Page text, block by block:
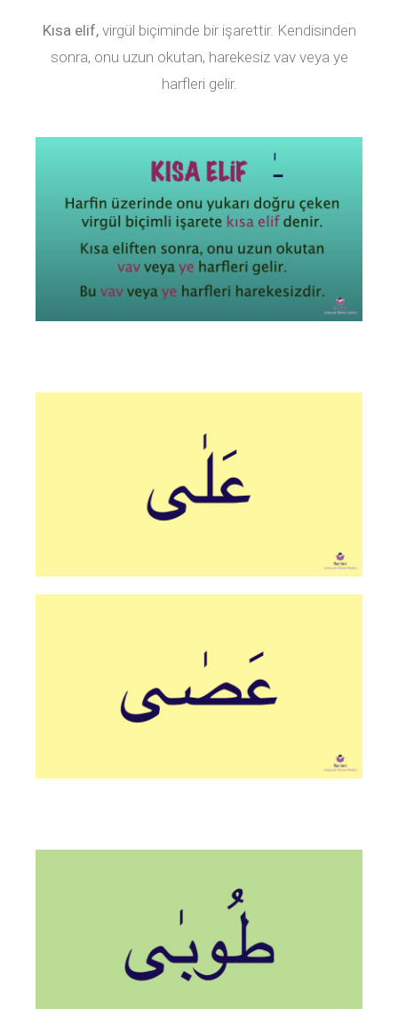
Kısa elif,virgül biçiminde bir işarettir. Kendisinden
sonra, onu uzun okutan, harekesiz vav veya ye
harfleri gelir.